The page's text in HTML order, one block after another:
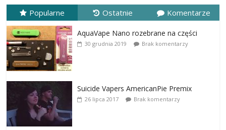
Popularne Ostatnie Komentarze
AquaVape Nano rozebrane na części
30 grudnia 2019 Brak komentarzy
Suicide Vapers AmericanPie Premix
26 lipca 2017 Brak komentarzy